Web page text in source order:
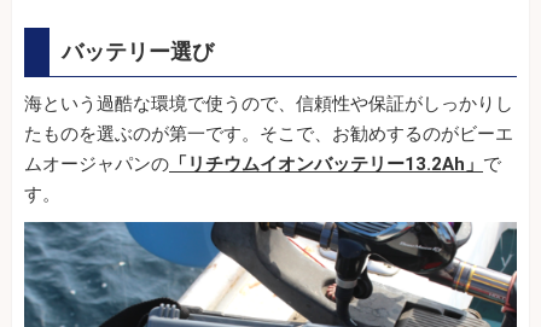
バッテリー選び
海という過酷な環境で使うので、信頼性や保証がしっかりし
たものを選ぶのが第一です。そこで、お勧めするのがビーエ
ムオージャパンの 「リチウムイオンバッテリー13.2Ah」 で
す。